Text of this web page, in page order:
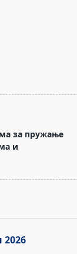
за пружање
и
2026